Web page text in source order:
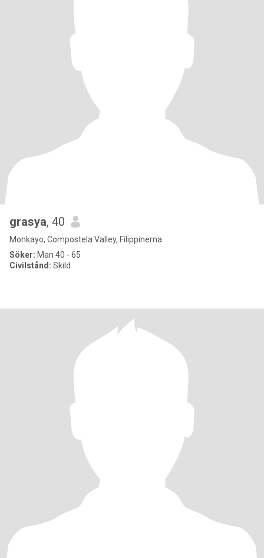
grasya, 40
Monkayo, Compostela Valley, Filippinerna
Söker: Man 40 - 65
Civilstånd: Skild